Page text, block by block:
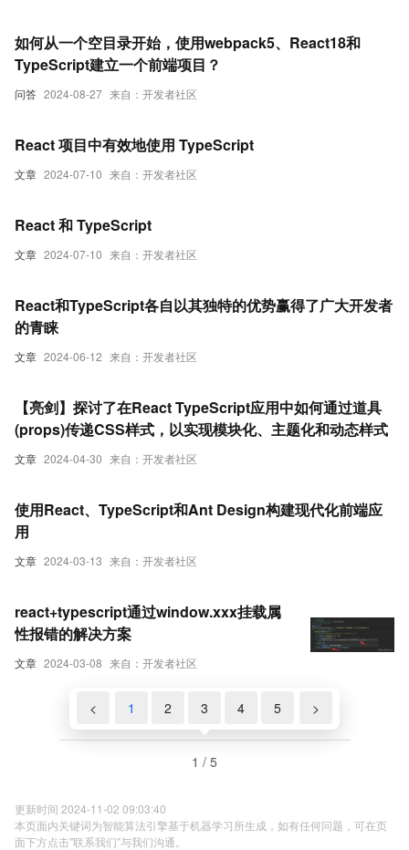
问答 2024-08-27 来自：开发者社区
如何从一个空目录开始，使用webpack5、React18和
TypeScript建立一个前端项目？
文章 2024-07-10 来自：开发者社区
React 项目中有效地使用 TypeScript
文章 2024-07-10 来自：开发者社区
React 和 TypeScript
文章 2024-06-12 来自：开发者社区
React和TypeScript各自以其独特的优势赢得了广大开发者
的青睐
文章 2024-04-30 来自：开发者社区
【亮剑】探讨了在React TypeScript应用中如何通过道具
(props)传递CSS样式，以实现模块化、主题化和动态样式
文章 2024-03-13 来自：开发者社区
使用React、TypeScript和Ant Design构建现代化前端应
用
文章 2024-03-08 来自：开发者社区
react+typescript通过window.xxx挂载属
性报错的解决方案
< 1 2 3 4 5 >
1 / 5
更新时间 2024-11-02 09:03:40
本页面内关键词为智能算法引擎基于机器学习所生成，如有任何问题，可在页
面下方点击"联系我们"与我们沟通。